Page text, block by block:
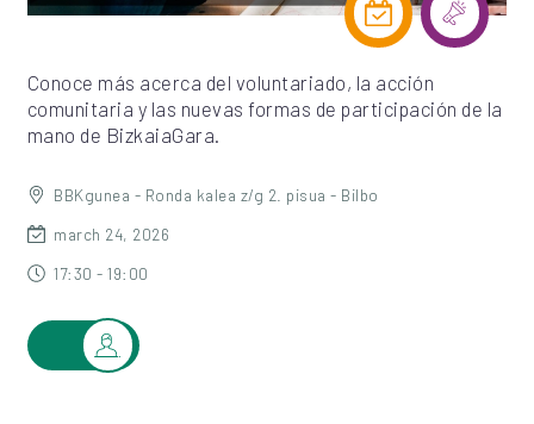
Conoce más acerca del voluntariado, la acción
comunitaria y las nuevas formas de participación de la
mano de BizkaiaGara.
BBKgunea - Ronda kalea z/g 2. pisua - Bilbo
march 24, 2026
17:30 - 19:00